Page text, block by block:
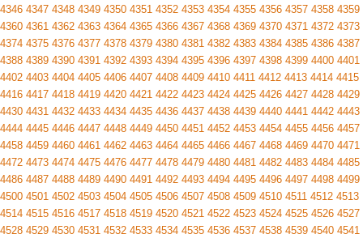
4346 4347 4348 4349 4350 4351 4352 4353 4354 4355 4356 4357 4358 4359
4360 4361 4362 4363 4364 4365 4366 4367 4368 4369 4370 4371 4372 4373
4374 4375 4376 4377 4378 4379 4380 4381 4382 4383 4384 4385 4386 4387
4388 4389 4390 4391 4392 4393 4394 4395 4396 4397 4398 4399 4400 4401
4402 4403 4404 4405 4406 4407 4408 4409 4410 4411 4412 4413 4414 4415
4416 4417 4418 4419 4420 4421 4422 4423 4424 4425 4426 4427 4428 4429
4430 4431 4432 4433 4434 4435 4436 4437 4438 4439 4440 4441 4442 4443
4444 4445 4446 4447 4448 4449 4450 4451 4452 4453 4454 4455 4456 4457
4458 4459 4460 4461 4462 4463 4464 4465 4466 4467 4468 4469 4470 4471
4472 4473 4474 4475 4476 4477 4478 4479 4480 4481 4482 4483 4484 4485
4486 4487 4488 4489 4490 4491 4492 4493 4494 4495 4496 4497 4498 4499
4500 4501 4502 4503 4504 4505 4506 4507 4508 4509 4510 4511 4512 4513
4514 4515 4516 4517 4518 4519 4520 4521 4522 4523 4524 4525 4526 4527
4528 4529 4530 4531 4532 4533 4534 4535 4536 4537 4538 4539 4540 4541